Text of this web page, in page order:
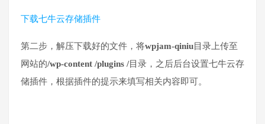
下载七牛云存储插件
第二步，解压下载好的文件，将wpjam-qiniu目录上传至
网站的/wp-content /plugins /目录，之后后台设置七牛云存
储插件，根据插件的提示来填写相关内容即可。